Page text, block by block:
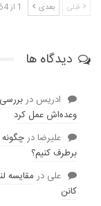
قبلی بعدی 1 از 364
دیدگاه ها
ادریس در
وعده‌‌اش عمل کرد
عليرضادر
برطرف کنیم؟
علی در
کانن